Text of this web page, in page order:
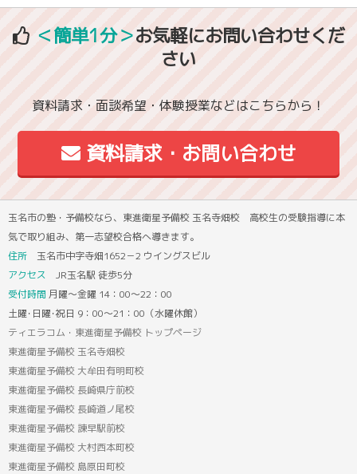
＜簡単1分＞お気軽にお問い合わせくだ
さい
資料請求・面談希望・体験授業などはこちらから！
資料請求・お問い合わせ
玉名市の塾・予備校なら、東進衛星予備校 玉名寺畑校 高校生の受験指導に本
気で取り組み、第一志望校合格へ導きます。
住所 玉名市中字寺畑1652－2 ウイングスビル
アクセス JR玉名駅 徒歩5分
受付時間 月曜～金曜 14：00～22：00
土曜･日曜･祝日 9：00～21：00（水曜休館）
ティエラコム・東進衛星予備校 トップページ
東進衛星予備校 玉名寺畑校
東進衛星予備校 大牟田有明町校
東進衛星予備校 長崎県庁前校
東進衛星予備校 長崎道ノ尾校
東進衛星予備校 諫早駅前校
東進衛星予備校 大村西本町校
東進衛星予備校 島原田町校